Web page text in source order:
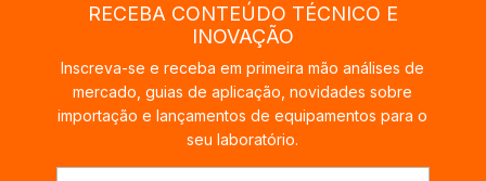
RECEBA CONTEÚDO TÉCNICO E
INOVAÇÃO
Inscreva-se e receba em primeira mão análises de
mercado, guias de aplicação, novidades sobre
importação e lançamentos de equipamentos para o
seu laboratório.